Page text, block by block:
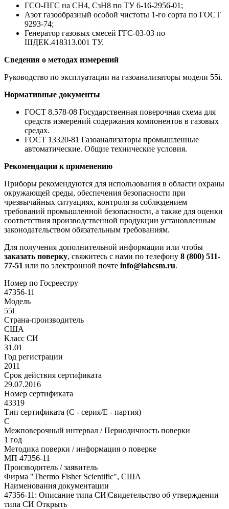
ГСО-ПГС на CH4, СзН8 по ТУ 6-16-2956-01;
Азот газообразный особой чистоты 1-го сорта по ГОСТ
9293-74;
Генератор газовых смесей ГГС-03-03 по
ШДЕК.418313.001 ТУ.
Сведения о методах измерений
Руководство по эксплуатации на газоанализаторы модели 55i.
Нормативные документы
ГОСТ 8.578-08 Государственная поверочная схема для
средств измерений содержания компонентов в газовых
средах.
ГОСТ 13320-81 Газоанализаторы промышленные
автоматические. Общие технические условия.
Рекомендации к применению
Приборы рекомендуются для использования в области охраны
окружающей среды, обеспечения безопасности при
чрезвычайных ситуациях, контроля за соблюдением
требований промышленной безопасности, а также для оценки
соответствия производственной продукции установленным
законодательством обязательным требованиям.
Для получения дополнительной информации или чтобы
заказать поверку, свяжитесь с нами по телефону 8 (800) 511-
77-51 или по электронной почте info@labcsm.ru.
Номер по Госреестру
47356-11
Модель
55i
Страна-производитель
США
Класс СИ
31.01
Год регистрации
2011
Срок действия сертификата
29.07.2016
Номер сертификата
43319
Тип сертификата (C - серия/E - партия)
С
Межповерочный интервал / Периодичность поверки
1 год
Методика поверки / информация о поверке
МП 47356-11
Производитель / заявитель
Фирма "Thermo Fisher Scientific", США
Наименования документации
47356-11: Описание типа СИ|Свидетельство об утверждении
типа СИ Открыть